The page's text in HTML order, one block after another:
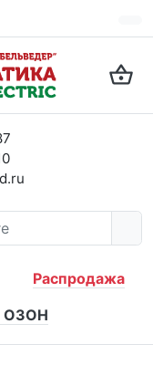
Распродажа
ОЗОН